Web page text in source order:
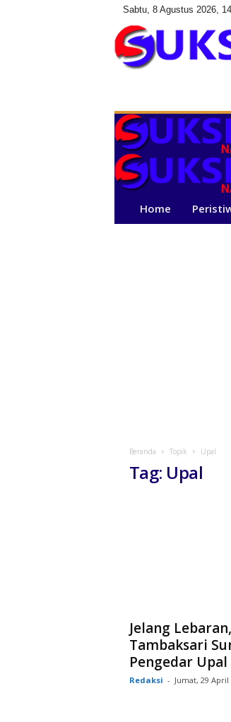
Sabtu, 8 Agustus 2026,
s
e
i
N
i
Home
Beranda Topik Upal
Tag: Upal
Jelang
Tambaksari
Pengedar Upal
Redaksi - Jumat, 29 April